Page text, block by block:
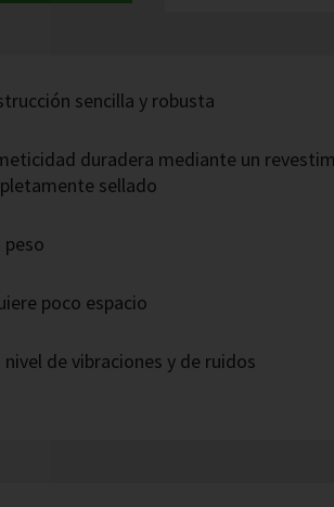
sencilla y robusta
duradera mediante un
sellado
peso
poco espacio
nivel de vibraciones y de ruidos